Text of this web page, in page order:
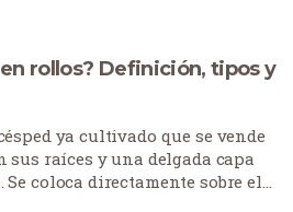
rollos? Definición, tipos y
ya cultivado que se vende
sus raíces y una delgada capa
coloca directamente sobre el